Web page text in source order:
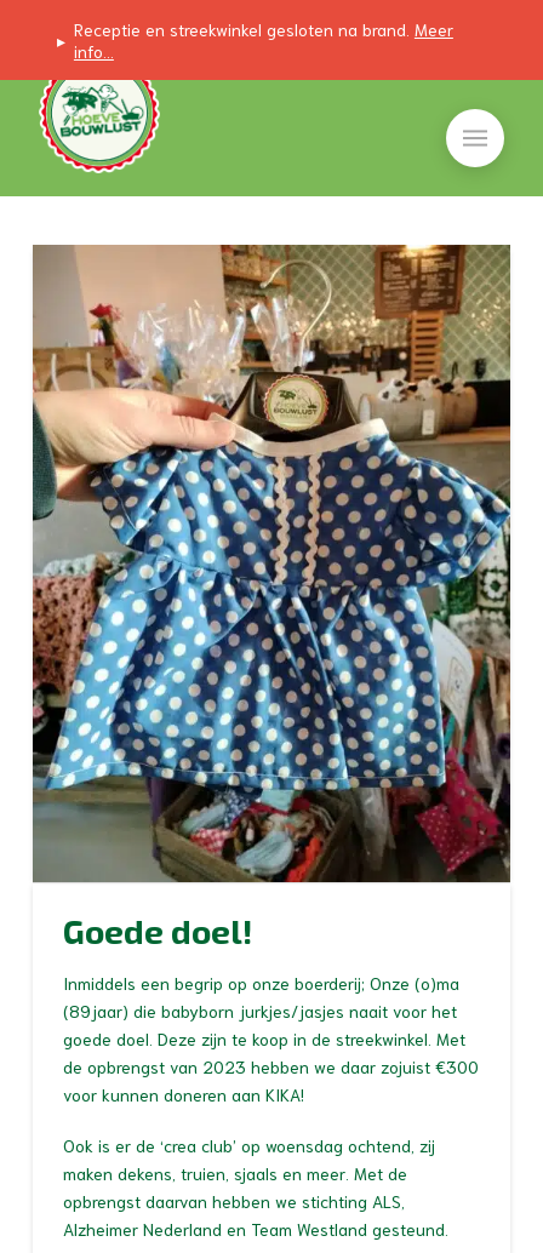
▸ Receptie en streekwinkel gesloten na brand. Meer
info...
Goede doel!
Inmiddels een begrip op onze boerderij; Onze (o)ma
(89jaar) die babyborn jurkjes/jasjes naait voor het
goede doel. Deze zijn te koop in de streekwinkel. Met
de opbrengst van 2023 hebben we daar zojuist €300
voor kunnen doneren aan KIKA!
Ook is er de ‘crea club’ op woensdag ochtend, zij
maken dekens, truien, sjaals en meer. Met de
opbrengst daarvan hebben we stichting ALS,
Alzheimer Nederland en Team Westland gesteund.